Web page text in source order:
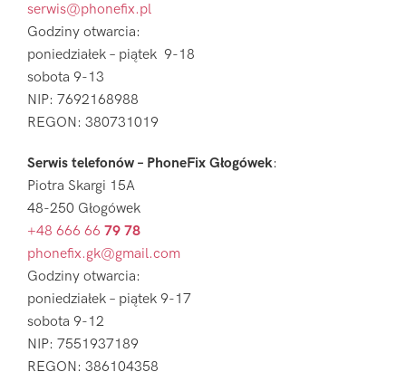
serwis@phonefix.pl
Godziny otwarcia:
poniedziałek – piątek 9-18
sobota 9-13
NIP: 7692168988
REGON: 380731019
Serwis telefonów – PhoneFix Głogówek:
Piotra Skargi 15A
48-250 Głogówek
+48 666 66 79 78
phonefix.gk@gmail.com
Godziny otwarcia:
poniedziałek – piątek 9-17
sobota 9-12
NIP: 7551937189
REGON: 386104358